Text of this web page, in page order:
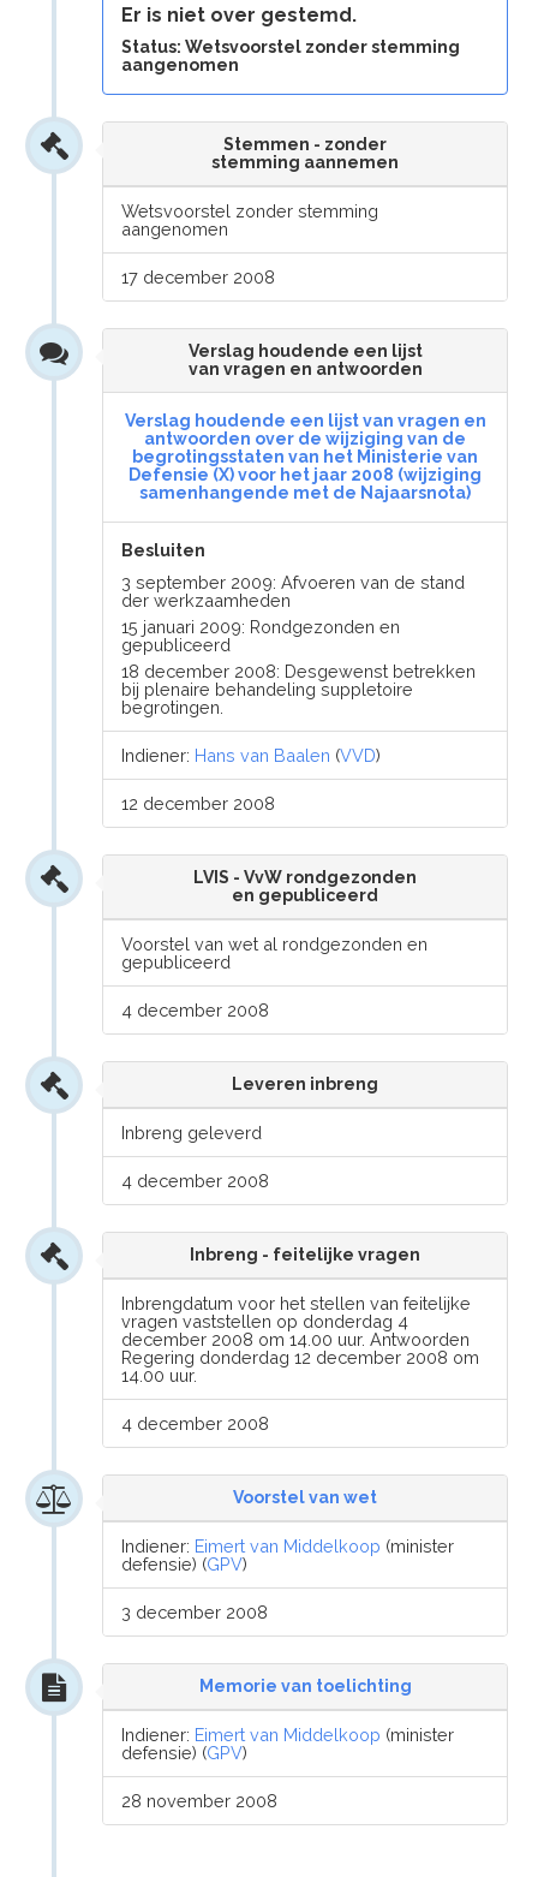
Er is niet over gestemd.
Status: Wetsvoorstel zonder stemming
aangenomen
Stemmen - zonder
stemming aannemen
Wetsvoorstel zonder stemming
aangenomen
17 december 2008
Verslag houdende een lijst
van vragen en antwoorden
Verslag houdende een lijst van vragen en
antwoorden over de wijziging van de
begrotingsstaten van het Ministerie van
Defensie (X) voor het jaar 2008 (wijziging
samenhangende met de Najaarsnota)
Besluiten
3 september 2009: Afvoeren van de stand
der werkzaamheden
15 januari 2009: Rondgezonden en
gepubliceerd
18 december 2008: Desgewenst betrekken
bij plenaire behandeling suppletoire
begrotingen.
Indiener: Hans van Baalen (VVD)
12 december 2008
LVIS - VvW rondgezonden
en gepubliceerd
Voorstel van wet al rondgezonden en
gepubliceerd
4 december 2008
Leveren inbreng
Inbreng geleverd
4 december 2008
Inbreng - feitelijke vragen
Inbrengdatum voor het stellen van feitelijke
vragen vaststellen op donderdag 4
december 2008 om 14.00 uur. Antwoorden
Regering donderdag 12 december 2008 om
14.00 uur.
4 december 2008
Voorstel van wet
Indiener: Eimert van Middelkoop (minister
defensie) (GPV)
3 december 2008
Memorie van toelichting
Indiener: Eimert van Middelkoop (minister
defensie) (GPV)
28 november 2008